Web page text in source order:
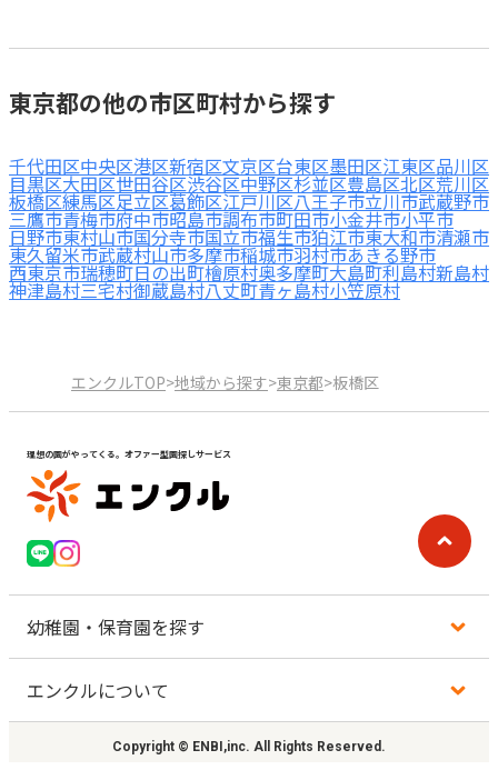
東京都の他の市区町村から探す
千代田区中央区港区新宿区文京区台東区墨田区江東区品川区
目黒区大田区世田谷区渋谷区中野区杉並区豊島区北区荒川区
板橋区練馬区足立区葛飾区江戸川区八王子市立川市武蔵野市
三鷹市青梅市府中市昭島市調布市町田市小金井市小平市
日野市東村山市国分寺市国立市福生市狛江市東大和市清瀬市
東久留米市武蔵村山市多摩市稲城市羽村市あきる野市
西東京市瑞穂町日の出町檜原村奥多摩町大島町利島村新島村
神津島村三宅村御蔵島村八丈町青ヶ島村小笠原村
エンクルTOP>地域から探す>東京都>板橋区
理想の園がやってくる。オファー型園探しサービス
幼稚園・保育園を探す
エンクルについて
Copyright © ENBI,inc. All Rights Reserved.